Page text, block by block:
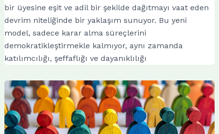
bir üyesine eşit ve adil bir şekilde dağıtmayı vaat eden
devrim niteliğinde bir yaklaşım sunuyor. Bu yeni
model, sadece karar alma süreçlerini
demokratikleştirmekle kalmıyor, aynı zamanda
katılımcılığı, şeffaflığı ve dayanıklılığı